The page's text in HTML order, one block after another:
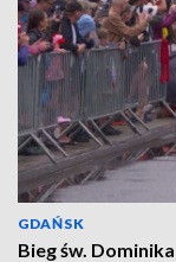
GDAŃSK
Bieg św. Dominika